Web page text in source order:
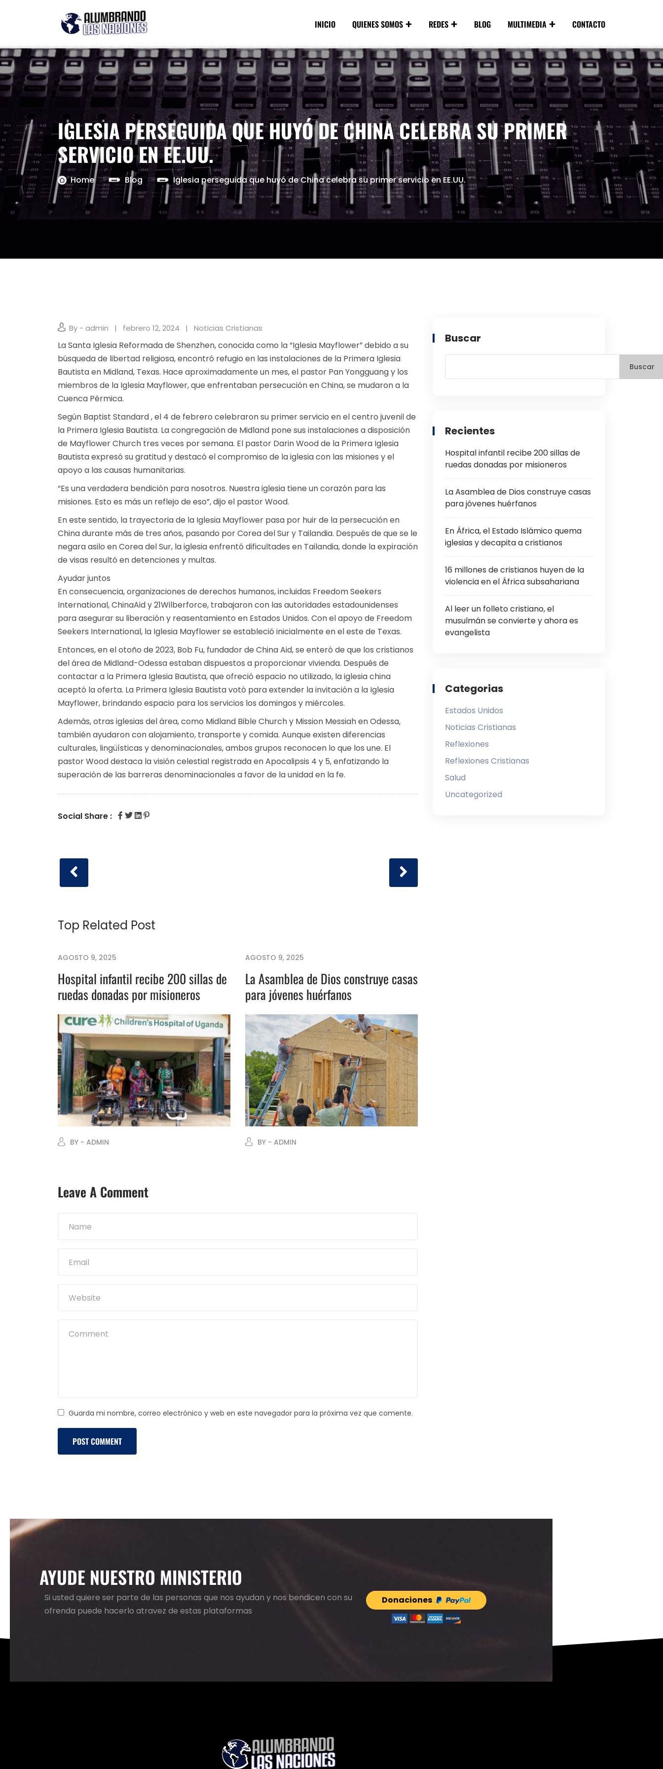
INICIO QUIENES SOMOS REDES BLOG MULTIMEDIA CONTACTO
IGLESIA PERSEGUIDA QUE HUYÓ DE CHINA CELEBRA SU PRIMER
SERVICIO EN EE.UU.
Home Blog Iglesia perseguida que huyó de China celebra su primer servicio en EE.UU.
By - admin febrero 12, 2024 Noticias Cristianas
La Santa Iglesia Reformada de Shenzhen, conocida como la “Iglesia Mayflower” debido a su
búsqueda de libertad religiosa, encontró refugio en las instalaciones de la Primera Iglesia
Bautista en Midland, Texas. Hace aproximadamente un mes, el pastor Pan Yongguang y los
miembros de la Iglesia Mayflower, que enfrentaban persecución en China, se mudaron a la
Cuenca Pérmica.
Según Baptist Standard , el 4 de febrero celebraron su primer servicio en el centro juvenil de
la Primera Iglesia Bautista. La congregación de Midland pone sus instalaciones a disposición
de Mayflower Church tres veces por semana. El pastor Darin Wood de la Primera Iglesia
Bautista expresó su gratitud y destacó el compromiso de la iglesia con las misiones y el
apoyo a las causas humanitarias.
“Es una verdadera bendición para nosotros. Nuestra iglesia tiene un corazón para las
misiones. Esto es más un reflejo de eso”, dijo el pastor Wood.
En este sentido, la trayectoria de la Iglesia Mayflower pasa por huir de la persecución en
China durante más de tres años, pasando por Corea del Sur y Tailandia. Después de que se le
negara asilo en Corea del Sur, la iglesia enfrentó dificultades en Tailandia, donde la expiración
de visas resultó en detenciones y multas.
Ayudar juntos
En consecuencia, organizaciones de derechos humanos, incluidas Freedom Seekers
International, ChinaAid y 21Wilberforce, trabajaron con las autoridades estadounidenses
para asegurar su liberación y reasentamiento en Estados Unidos. Con el apoyo de Freedom
Seekers International, la Iglesia Mayflower se estableció inicialmente en el este de Texas.
Entonces, en el otoño de 2023, Bob Fu, fundador de China Aid, se enteró de que los cristianos
del área de Midland-Odessa estaban dispuestos a proporcionar vivienda. Después de
contactar a la Primera Iglesia Bautista, que ofreció espacio no utilizado, la iglesia china
aceptó la oferta. La Primera Iglesia Bautista votó para extender la invitación a la Iglesia
Mayflower, brindando espacio para los servicios los domingos y miércoles.
Además, otras iglesias del área, como Midland Bible Church y Mission Messiah en Odessa,
también ayudaron con alojamiento, transporte y comida. Aunque existen diferencias
culturales, lingüísticas y denominacionales, ambos grupos reconocen lo que los une. El
pastor Wood destaca la visión celestial registrada en Apocalipsis 4 y 5, enfatizando la
superación de las barreras denominacionales a favor de la unidad en la fe.
Social Share :
Top Related Post
AGOSTO 9, 2025
Hospital infantil recibe 200 sillas de
ruedas donadas por misioneros
BY - ADMIN
AGOSTO 9, 2025
La Asamblea de Dios construye casas
para jóvenes huérfanos
BY - ADMIN
Leave A Comment
Guarda mi nombre, correo electrónico y web en este navegador para la próxima vez que comente.
Buscar
Buscar
Recientes
Hospital infantil recibe 200 sillas de
ruedas donadas por misioneros
La Asamblea de Dios construye casas
para jóvenes huérfanos
En África, el Estado Islámico quema
iglesias y decapita a cristianos
16 millones de cristianos huyen de la
violencia en el África subsahariana
Al leer un folleto cristiano, el
musulmán se convierte y ahora es
evangelista
Categorias
Estados Unidos
Noticias Cristianas
Reflexiones
Reflexiones Cristianas
Salud
Uncategorized
AYUDE NUESTRO MINISTERIO
Si usted quiere ser parte de las personas que nos ayudan y nos bendicen con su
ofrenda puede hacerlo atravez de estas plataformas
Donaciones